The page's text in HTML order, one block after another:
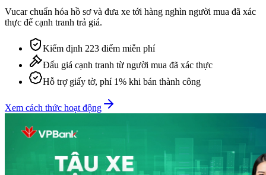
Vucar chuẩn hóa hồ sơ và đưa xe tới hàng nghìn người mua đã xác
thực để cạnh tranh trả giá.
Kiểm định 223 điểm miễn phí
Đấu giá cạnh tranh từ người mua đã xác thực
Hỗ trợ giấy tờ, phí 1% khi bán thành công
Xem cách thức hoạt động